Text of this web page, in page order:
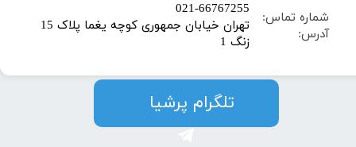
شماره تماس:
آدرس:
​021-66767255
تهران خیابان جمهوری کوچه یغما پلاک 15
زنگ 1
​​​​تلگرام پرشیا